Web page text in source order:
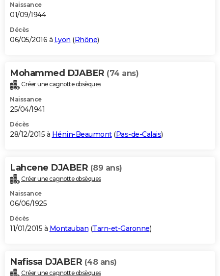
Naissance
01/09/1944
Décès
06/05/2016 à Lyon (Rhône)
Mohammed DJABER (74 ans)
Créer une cagnotte obsèques
Naissance
25/04/1941
Décès
28/12/2015 à Hénin-Beaumont(Pas-de-Calais)
Lahcene DJABER (89 ans)
Créer une cagnotte obsèques
Naissance
06/06/1925
Décès
11/01/2015 à Montauban (Tarn-et-Garonne)
Nafissa DJABER (48 ans)
Créer une cagnotte obsèques